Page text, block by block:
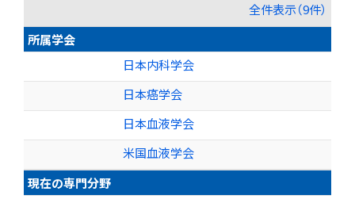
全件表示（9件）
所属学会
日本内科学会
日本癌学会
日本血液学会
米国血液学会
現在の専門分野